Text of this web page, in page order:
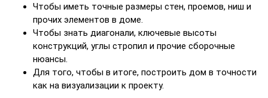
Чтобы иметь точные размеры стен, проемов, ниш и
прочих элементов в доме.
Чтобы знать диагонали, ключевые высоты
конструкций, углы стропил и прочие сборочные
нюансы.
Для того, чтобы в итоге, построить дом в точности
как на визуализации к проекту.